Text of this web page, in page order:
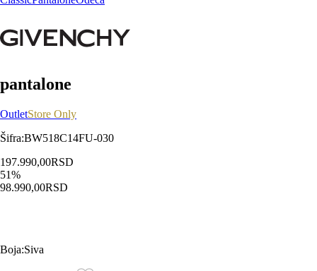
pantalone
OutletStore Only
Šifra:BW518C14FU-030
197.990,00RSD
51%
98.990,00RSD
Boja:Siva